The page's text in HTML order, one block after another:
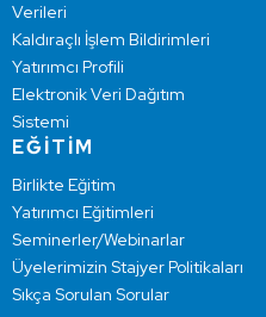
Verileri
Kaldıraçlı İşlem Bildirimleri
Yatırımcı Profili
Elektronik Veri Dağıtım
Sistemi
EĞİTİM
Birlikte Eğitim
Yatırımcı Eğitimleri
Seminerler/Webinarlar
Üyelerimizin Stajyer Politikaları
Sıkça Sorulan Sorular